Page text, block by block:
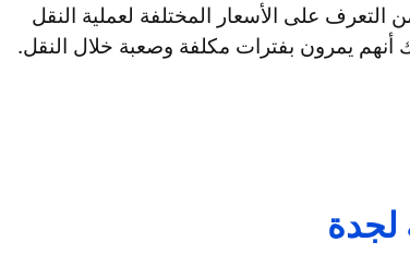
على الأسعار المختلفة لعملية النقل
أنهم يمرون بفترات مكلفة وصعبة خلال النقل.